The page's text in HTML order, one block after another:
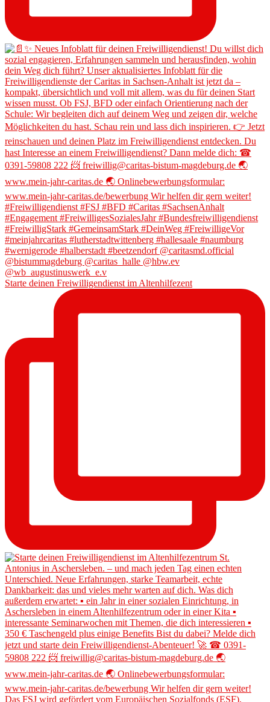
Starte deinen Freiwilligendienst im Altenhilfezent